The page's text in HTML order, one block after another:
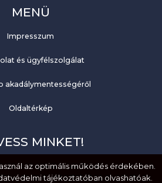
MENÜ
Impresszum
és ügyfélszolgálat
akadálymentességéről
Oldaltérkép
MINKET!
Facebook
az optimális működés érdekében.
tájékoztatóban olvashatóak.